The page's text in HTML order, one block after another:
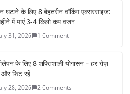
e
घटाने के लिए 8 बेहतरीन वॉकिंग एक्सरसाइज:
में पाएं 3-4 किलो कम वजन
31, 2026 1 Comment
के लिए 8 शक्तिशाली योगासन – हर रोज़
फिट रहें
28, 2026 2 Comments